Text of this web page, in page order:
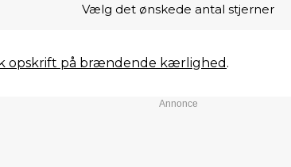
Vælg det ønskede antal stjerner
opskrift på brændende kærlighed .